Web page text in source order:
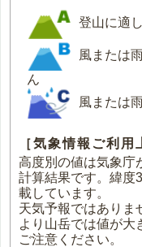
登山に適
風または
ん
風または
［気象情報ご利用
高度別の値は気象庁
計算結果です。緯度
載しています。
天気予報ではありま
より山岳では値が大
ご注意ください。